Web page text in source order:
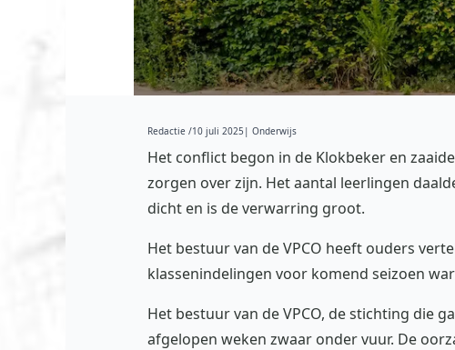
Redactie /10 juli 2025 | Onderwijs
Het conflict begon in de Klokbeker en
zorgen over zijn. Het aantal leerlingen
dicht en is de verwarring groot.
Het bestuur van de VPCO heeft ouders
klassenindelingen voor komend seizoen
Het bestuur van de VPCO, de stichting die
afgelopen weken zwaar onder vuur. De